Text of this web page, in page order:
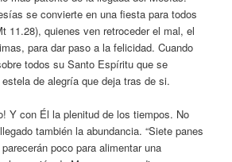
se convierte en una fiesta para todos
11.28), quienes ven retroceder el mal, el
para dar paso a la felicidad. Cuando
todos su Santo Espíritu que se
de alegría que deja tras de si.
Y con Él la plenitud de los tiempos. No
también la abundancia. “Siete panes
poco para alimentar una